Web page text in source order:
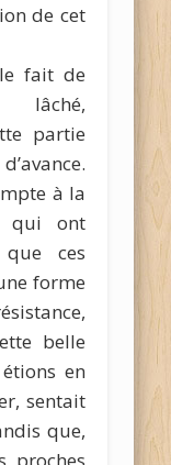
de cet
fait de
lâché,
partie
à la
qui ont
que ces
forme
belle
en
sentait
que,